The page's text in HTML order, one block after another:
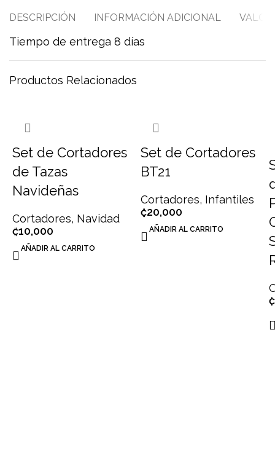
DESCRIPCIÓN INFORMACIÓN ADICIONAL
Tiempo de entrega 8 días
Productos Relacionados
Set de Cortadores
de Tazas
Navideñas
Cortadores, Navidad
₡10,000
AÑADIR AL CARRITO
Set de Cortadores
BT21
Cortadores, Infantiles
₡20,000
AÑADIR AL CARRITO
₡